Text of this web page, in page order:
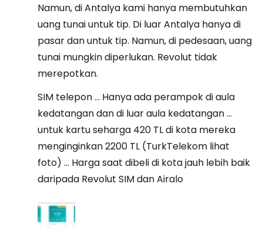
Namun, di Antalya kami hanya membutuhkan
uang tunai untuk tip. Di luar Antalya hanya di
pasar dan untuk tip. Namun, di pedesaan, uang
tunai mungkin diperlukan. Revolut tidak
merepotkan.
SIM telepon ... Hanya ada perampok di aula
kedatangan dan di luar aula kedatangan ...
untuk kartu seharga 420 TL di kota mereka
menginginkan 2200 TL (TurkTelekom lihat
foto) ... Harga saat dibeli di kota jauh lebih baik
daripada Revolut SIM dan Airalo